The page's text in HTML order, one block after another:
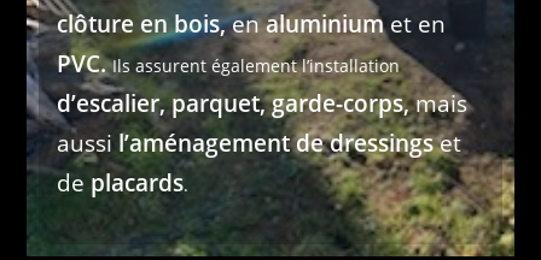
clôture en bois,enaluminiumet en
PVC.Ils assurent également l’installation
d’escalier, parquet, garde-corps,mais
aussi l’aménagement de dressingset
de placards.